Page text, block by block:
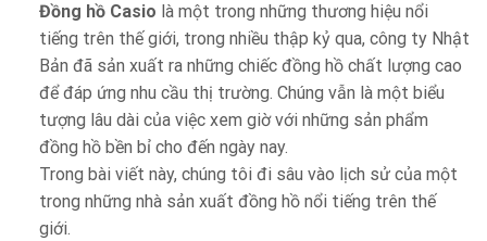
Đồng hồ Casio là một trong những thương hiệu nổi
tiếng trên thế giới, trong nhiều thập kỷ qua, công ty Nhật
Bản đã sản xuất ra những chiếc đồng hồ chất lượng cao
để đáp ứng nhu cầu thị trường. Chúng vẫn là một biểu
tượng lâu dài của việc xem giờ với những sản phẩm
đồng hồ bền bỉ cho đến ngày nay.
Trong bài viết này, chúng tôi đi sâu vào lịch sử của một
trong những nhà sản xuất đồng hồ nổi tiếng trên thế
giới.